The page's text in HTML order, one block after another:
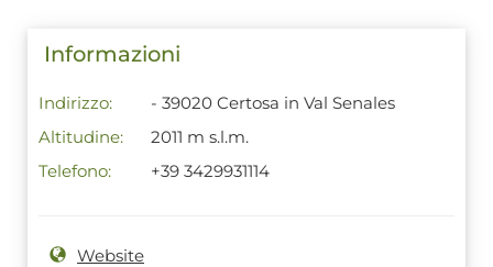
Informazioni
Indirizzo:
- 39020 Certosa in Val Senales
Altitudine:
2011 m s.l.m.
Telefono:
+39 3429931114
Website